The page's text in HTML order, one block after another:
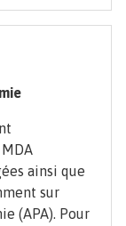
ainsi que
sur
(APA). Pour